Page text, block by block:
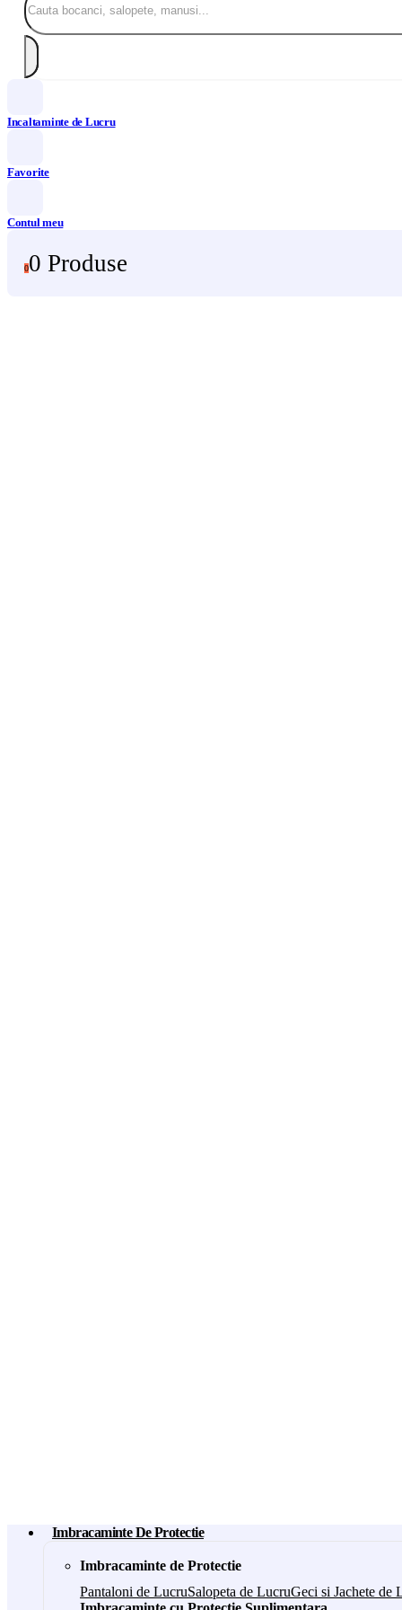
Incaltaminte de Lucru
Favorite
Contul meu
00 Produse
Imbracaminte De Protectie
Imbracaminte de Protectie
Pantaloni de LucruSalopeta de LucruGeci si Jachete de